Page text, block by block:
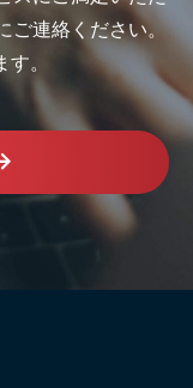
ご連絡ください。
。